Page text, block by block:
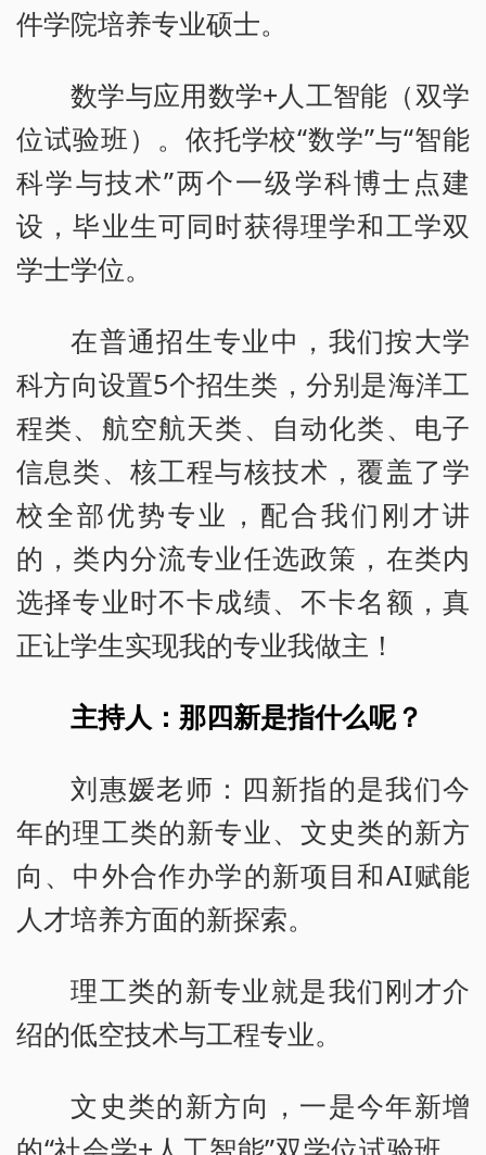
件学院培养专业硕士。
数学与应用数学+人工智能（双学
位试验班）。依托学校“数学”与“智能
科学与技术”两个一级学科博士点建
设，毕业生可同时获得理学和工学双
学士学位。
在普通招生专业中，我们按大学
科方向设置5个招生类，分别是海洋工
程类、航空航天类、自动化类、电子
信息类、核工程与核技术，覆盖了学
校全部优势专业，配合我们刚才讲
的，类内分流专业任选政策，在类内
选择专业时不卡成绩、不卡名额，真
正让学生实现我的专业我做主！
主持人：那四新是指什么呢？
刘惠媛老师：四新指的是我们今
年的理工类的新专业、文史类的新方
向、中外合作办学的新项目和AI赋能
人才培养方面的新探索。
理工类的新专业就是我们刚才介
绍的低空技术与工程专业。
文史类的新方向，一是今年新增